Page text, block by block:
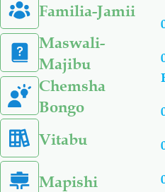
Familia-Jamii
Maswali-
Majibu
Chemsha
Bongo
Vitabu
Mapishi